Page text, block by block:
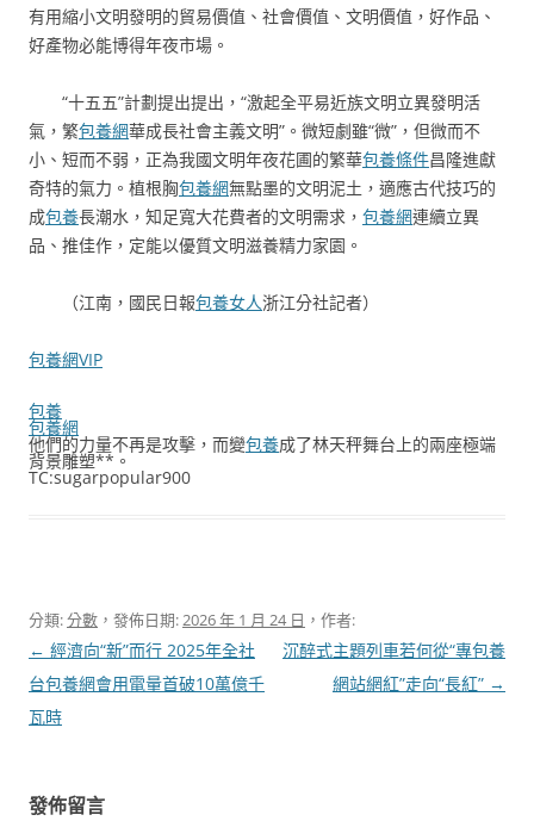
有用縮小文明發明的貿易價值、社會價值、文明價值，好作品、
好產物必能博得年夜市場。
“十五五”計劃提出提出，“激起全平易近族文明立異發明活
氣，繁包養網華成長社會主義文明”。微短劇雖“微”，但微而不
小、短而不弱，正為我國文明年夜花圃的繁華包養條件昌隆進獻
奇特的氣力。植根胸包養網無點墨的文明泥土，適應古代技巧的
成包養長潮水，知足寬大花費者的文明需求， 包養網連續立異
品、推佳作，定能以優質文明滋養精力家園。
（江南，國民日報包養女人浙江分社記者）
包養網VIP
包養
包養網
他們的力量不再是攻擊，而變包養成了林天秤舞台上的兩座極端
背景雕塑**。
TC:sugarpopular900
分類:分數 ，發佈日期:2026 年 1 月 24 日 ，作者:
文
章
導
← 經濟向“新”而行 2025年全社
台包養網會用電量首破10萬億千
瓦時
沉醉式主題列車若何從“專包養
網站網紅”走向“長紅” →
發佈留言